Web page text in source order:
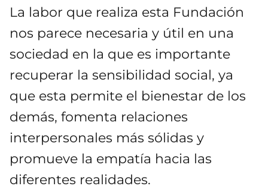
La labor que realiza esta Fundación
nos parece necesaria y útil en una
sociedad en la que es importante
recuperar la sensibilidad social, ya
que esta permite el bienestar de los
demás, fomenta relaciones
interpersonales más sólidas y
promueve la empatía hacia las
diferentes realidades.